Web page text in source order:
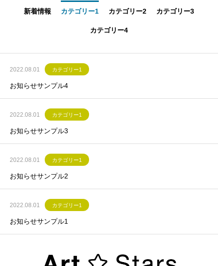
新着情報 カテゴリー1 カテゴリー2 カテゴリー3
カテゴリー4
2022.08.01 カテゴリー1
お知らせサンプル4
2022.08.01 カテゴリー1
お知らせサンプル3
2022.08.01 カテゴリー1
お知らせサンプル2
2022.08.01 カテゴリー1
お知らせサンプル1